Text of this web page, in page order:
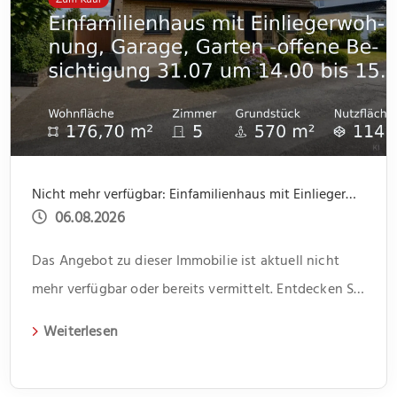
Nicht mehr verfügbar: Einfamilienhaus mit Einliegerwohnung, Garage, Garten -offene Besichtigung 31.07 um 14.00 bis 15.30
06.08.2026
Das Angebot zu dieser Immobilie ist aktuell nicht
mehr verfügbar oder bereits vermittelt. Entdecken Sie
Weiterlesen